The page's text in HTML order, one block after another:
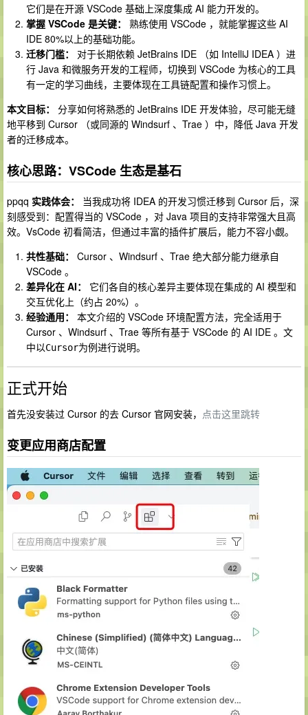
它们是在开源 VSCode 基础上深度集成 AI 能力开发的。
掌握 VSCode 是关键：
熟练使用 VSCode ，就能掌握这些 AI
IDE 80%以上的基础功能。
迁移门槛：
对于长期依赖 JetBrains IDE （如 IntelliJ IDEA ）进
行 Java 和微服务开发的工程师，切换到 VSCode 为核心的工具
有一定的学习曲线，主要体现在工具链配置和操作习惯上。
本文目标：
分享如何将熟悉的 JetBrains IDE 开发体验，尽可能无缝
地平移到 Cursor （或同源的 Windsurf 、Trae ）中，降低 Java 开发
者的迁移成本。
核心思路：VSCode 生态是基石
ppqq 实践体会：
当我成功将 IDEA 的开发习惯迁移到 Cursor 后，深
刻感受到：配置得当的 VSCode ，对 Java 项目的支持非常强大且高
效。VsCode 初看简洁，但通过丰富的插件扩展后，能力不容小觑。
共性基础：
Cursor 、Windsurf 、Trae 绝大部分能力继承自
VSCode 。
差异化在 AI：
它们各自的核心差异主要体现在集成的 AI 模型和
交互优化上（约占 20%）。
经验通用：
本文介绍的 VSCode 环境配置方法，完全适用于
Cursor 、Windsurf 、Trae 等所有基于 VSCode 的 AI IDE 。文
中以Cursor为例进行说明。
正式开始
首先没安装过 Cursor 的去 Cursor 官网安装， 点击这里跳转
变更应用商店配置